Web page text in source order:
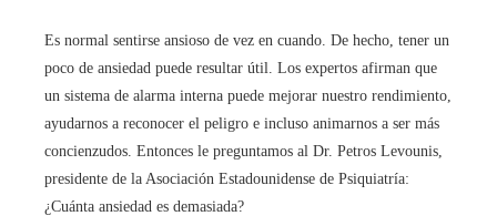
Es normal sentirse ansioso de vez en cuando. De hecho, tener un
poco de ansiedad puede resultar útil. Los expertos afirman que
un sistema de alarma interna puede mejorar nuestro rendimiento,
ayudarnos a reconocer el peligro e incluso animarnos a ser más
concienzudos. Entonces le preguntamos al Dr. Petros Levounis,
presidente de la Asociación Estadounidense de Psiquiatría:
¿Cuánta ansiedad es demasiada?